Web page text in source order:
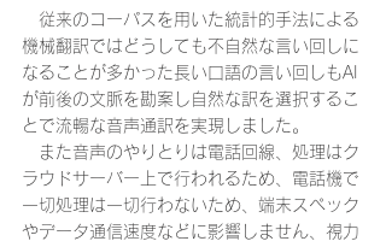
従来のコーパスを用いた統計的手法による
機械翻訳ではどうしても不自然な言い回しに
なることが多かった長い口語の言い回しもAI
が前後の文脈を勘案し自然な訳を選択するこ
とで流暢な音声通訳を実現しました。
また音声のやりとりは電話回線、処理はク
ラウドサーバー上で行われるため、電話機で
一切処理は一切行わないため、端末スペック
やデータ通信速度などに影響しません、視力